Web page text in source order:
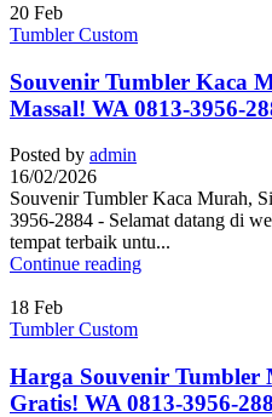
20 Feb
Tumbler Custom
Souvenir Tumbler Kaca
Massal! WA 0813-3956-
Posted by admin
16/02/2026
Souvenir Tumbler Kaca Murah,
3956-2884 - Selamat datang di
tempat terbaik untu...
Continue reading
18 Feb
Tumbler Custom
Harga Souvenir Tumbler
Gratis! WA 0813-3956-